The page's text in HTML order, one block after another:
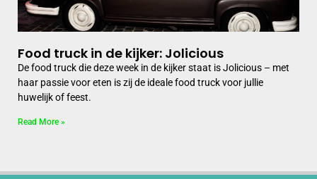
Food truck in de kijker: Jolicious
De food truck die deze week in de kijker staat is Jolicious – met
haar passie voor eten is zij de ideale food truck voor jullie
huwelijk of feest.
Read More »